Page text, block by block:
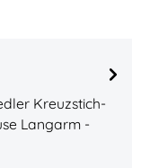
Kreuzstich-
Langarm -